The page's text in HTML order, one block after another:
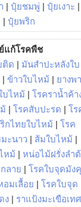
| ปุ๋ยชมพู่ | ปุ๋ยเงาะ |
| ปุ๋ยพริก
แก้โรคพืช
ติด | มันสำปะหลังใบ
| ข้าวใบไหม้ | ยางพ
บไหม้ | โรคราน้ำค้า
| โรคสับปะรด | โร
กไทยใบไหม้ | โรค
ะนาว | ส้มใบไหม้ |
หม้ | หน่อไม้ฝรั่งลำ
ลาย | โรคใบจุดมัง
อมเลื้อย | โรคใบจุด
ง | ราแป้งมะเขือเทศ